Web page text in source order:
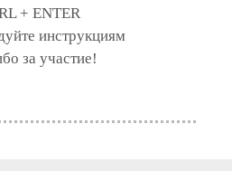
+ ENTER
инструкциям
за участие!